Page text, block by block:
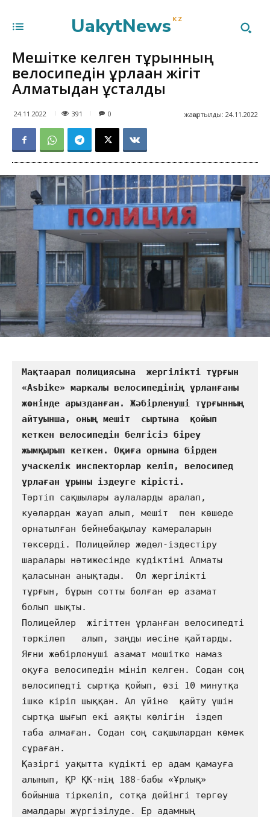
UakytNews KZ
Мешітке келген тұрғынның
велосипедін ұрлаған жігіт
Алматыдан ұсталды
24.11.2022 391 жаңартылды: 24.11.2022
0
Мақтаарал полициясына  жергілікті тұрғын
«Asbike» маркалы велосипедінің ұрланғаны
жөнінде арызданған. Жәбірленуші тұрғынның
айтуынша, оның мешіт  сыртына  қойып
кеткен велосипедін белгісіз біреу
жымқырып кеткен. Оқиға орнына бірден
учаскелік инспекторлар келіп, велосипед
Тәртіп сақшылары аулаларды аралап,
куәлардан жауап алып, мешіт  пен көшеде
орнатылған бейнебақылау камераларын
тексерді. Полицейлер жедел-іздестіру
шаралары нәтижесінде күдіктіні Алматы
қаласынан анықтады.  Ол жергілікті
тұрғын, бұрын сотты болған ер азамат
болып шықты.
Полицейлер  жігіттен ұрланған велосипедті
тәркілеп   алып, заңды иесіне қайтарды.
Яғни жәбірленуші азамат мешітке намаз
оқуға велосипедін мініп келген. Содан соң
велосипедті сыртқа қойып, өзі 10 минутқа
ішке кіріп шыққан. Ал үйіне  қайту үшін
сыртқа шығып екі аяқты көлігін  іздеп
таба алмаған. Содан соң сақшылардан көмек
сұраған.
Қазіргі уақытта күдікті ер адам қамауға
алынып, ҚР ҚК-нің 188-бабы «Ұрлық»
бойынша тіркеліп, сотқа дейінгі тергеу
амалдары жүргізілуде. Ер адамның